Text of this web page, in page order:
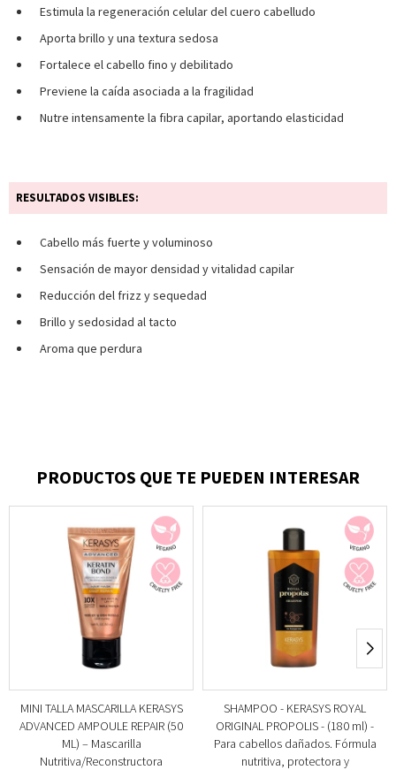
Estimula la regeneración celular del cuero cabelludo
Aporta brillo y una textura sedosa
Fortalece el cabello fino y debilitado
Previene la caída asociada a la fragilidad
Nutre intensamente la fibra capilar, aportando elasticidad
RESULTADOS VISIBLES:
Cabello más fuerte y voluminoso
Sensación de mayor densidad y vitalidad capilar
Reducción del frizz y sequedad
Brillo y sedosidad al tacto
Aroma que perdura
PRODUCTOS QUE TE PUEDEN INTERESAR
MINI TALLA MASCARILLA KERASYS
ADVANCED AMPOULE REPAIR (50
ML) – Mascarilla
Nutritiva/Reconstructora
SHAMPOO - KERASYS ROYAL
ORIGINAL PROPOLIS - (180 ml) -
Para cabellos dañados. Fórmula
nutritiva, protectora y